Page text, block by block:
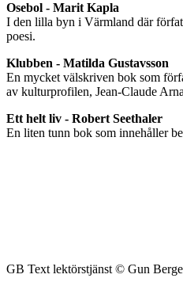
Osebol - Marit Kapla
I den lilla byn i Värmland där
poesi.
Klubben - Matilda Gustavsson
En mycket välskriven bok som
av kulturprofilen, Jean-Claude
Ett helt liv - Robert Seethaler
En liten tunn bok som innehåller
GB Text lektörstjänst © Gun